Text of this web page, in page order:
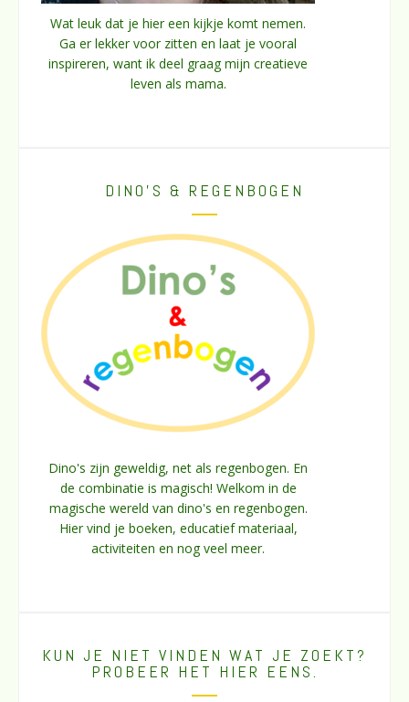
Wat leuk dat je hier een kijkje komt nemen.
Ga er lekker voor zitten en laat je vooral
inspireren, want ik deel graag mijn creatieve
leven als mama.
DINO’S & REGENBOGEN
Dino's zijn geweldig, net als regenbogen. En
de combinatie is magisch! Welkom in de
magische wereld van dino's en regenbogen.
Hier vind je boeken, educatief materiaal,
activiteiten en nog veel meer.
KUN JE NIET VINDEN WAT JE ZOEKT?
PROBEER HET HIER EENS.